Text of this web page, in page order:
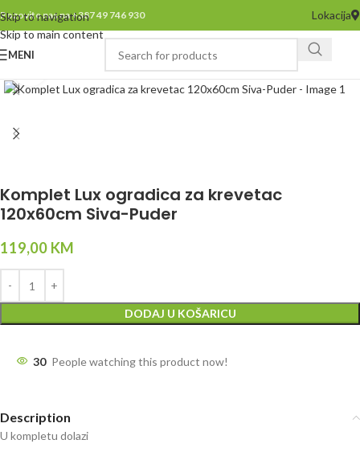
Skip to navigation
Skip to main content
Pozovite nas na +387 49 746 930 Lokacija
MENI
Click to enlarge
Komplet Lux ogradica za krevetac
120x60cm Siva-Puder
119,00 KM
DODAJ U KOŠARICU
30 People watching this product now!
Description
U kompletu dolazi